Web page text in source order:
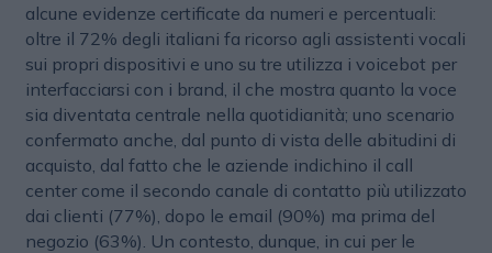
alcune evidenze certificate da numeri e percentuali:
oltre il 72% degli italiani fa ricorso agli assistenti vocali
sui propri dispositivi e uno su tre utilizza i voicebot per
interfacciarsi con i brand, il che mostra quanto la voce
sia diventata centrale nella quotidianità; uno scenario
confermato anche, dal punto di vista delle abitudini di
acquisto, dal fatto che le aziende indichino il call
center come il secondo canale di contatto più utilizzato
dai clienti (77%), dopo le email (90%) ma prima del
negozio (63%). Un contesto, dunque, in cui per le